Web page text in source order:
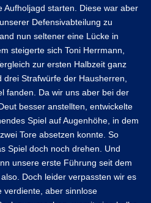
Aufholjagd starten. Diese war aber
Defensivabteilung zu
nun seltener eine Lücke in
steigerte sich Toni Herrmann,
zur ersten Halbzeit ganz
Strafwürfe der Hausherren,
fanden. Da wir uns aber bei der
besser anstellten, entwickelte
Spiel auf Augenhöhe, in dem
Tore absetzen konnte. So
Spiel doch noch drehen. Und
unsere erste Führung seit dem
Doch leider verpassten wir es
verdiente, aber sinnlose